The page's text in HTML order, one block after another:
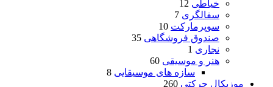
خیاطی 12
سفالگری 7
سوپرمارکت 10
صندوق فروشگاهی 35
نجاری 1
هنر و موسیقی 60
سازه های موسیقایی 8
موزیکال حرکتی 260